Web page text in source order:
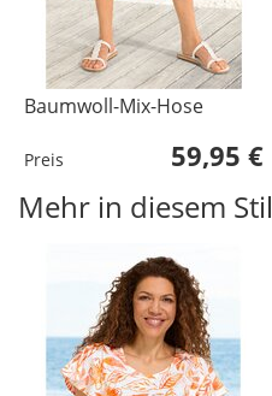
Baumwoll-Mix-Hose
Preis 59,95 €
Mehr in diesem Stil